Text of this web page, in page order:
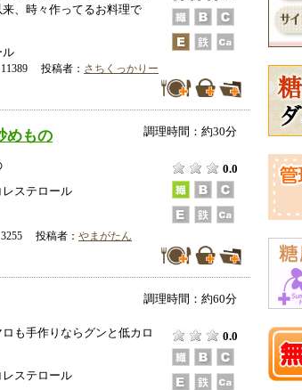
、時々作ってるお料理で
ル
投稿者： さちくっかりー
めもの 調理時間：約30分
0.0
ステロール
投稿者： やまがたん
調理時間：約60分
も手作りならグンと低カロ
0.0
ステロール